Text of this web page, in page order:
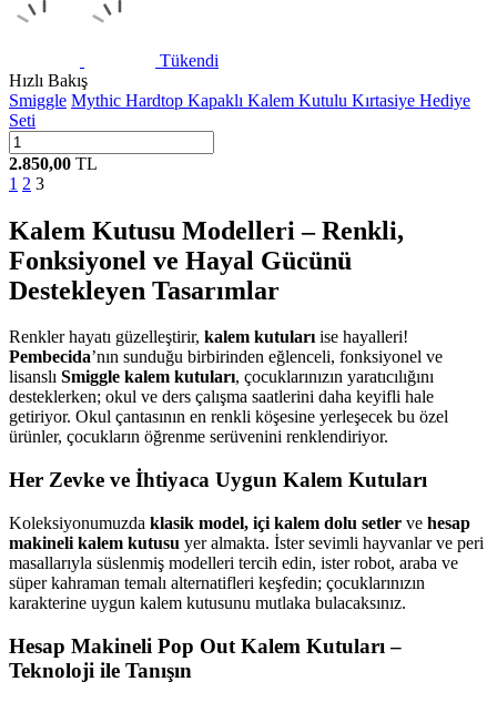
Tükendi
Hızlı Bakış
Smiggle Mythic Hardtop Kapaklı Kalem Kutulu Kırtasiye Hediye
Seti
2.850,00 TL
1 2 3
Kalem Kutusu Modelleri – Renkli,
Fonksiyonel ve Hayal Gücünü
Destekleyen Tasarımlar
Renkler hayatı güzelleştirir, kalem kutularıise hayalleri!
Pembecida’nın sunduğu birbirinden eğlenceli, fonksiyonel ve
lisanslı Smiggle kalem kutuları, çocuklarınızın yaratıcılığını
desteklerken; okul ve ders çalışma saatlerini daha keyifli hale
getiriyor. Okul çantasının en renkli köşesine yerleşecek bu özel
ürünler, çocukların öğrenme serüvenini renklendiriyor.
Her Zevke ve İhtiyaca Uygun Kalem Kutuları
Koleksiyonumuzda klasik model, içi kalem dolu setler ve hesap
makineli kalem kutusu yer almakta. İster sevimli hayvanlar ve peri
masallarıyla süslenmiş modelleri tercih edin, ister robot, araba ve
süper kahraman temalı alternatifleri keşfedin; çocuklarınızın
karakterine uygun kalem kutusunu mutlaka bulacaksınız.
Hesap Makineli Pop Out Kalem Kutuları –
Teknoloji ile Tanışın